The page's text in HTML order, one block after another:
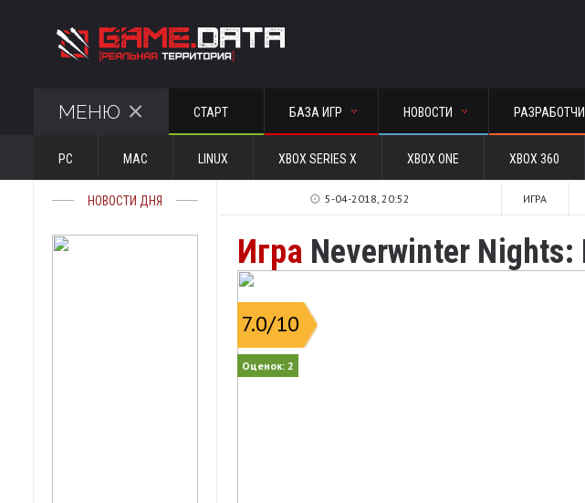
МЕНЮ СТАРТ БАЗА ИГР НОВОСТИ
PC MAC LINUX XBOX SERIES X XBOX ONE XBOX 360
НОВОСТИ ДНЯ 5-04-2018, 20:52 ИГРА
Игра Neverwinter
7.0/10
Оценок: 2